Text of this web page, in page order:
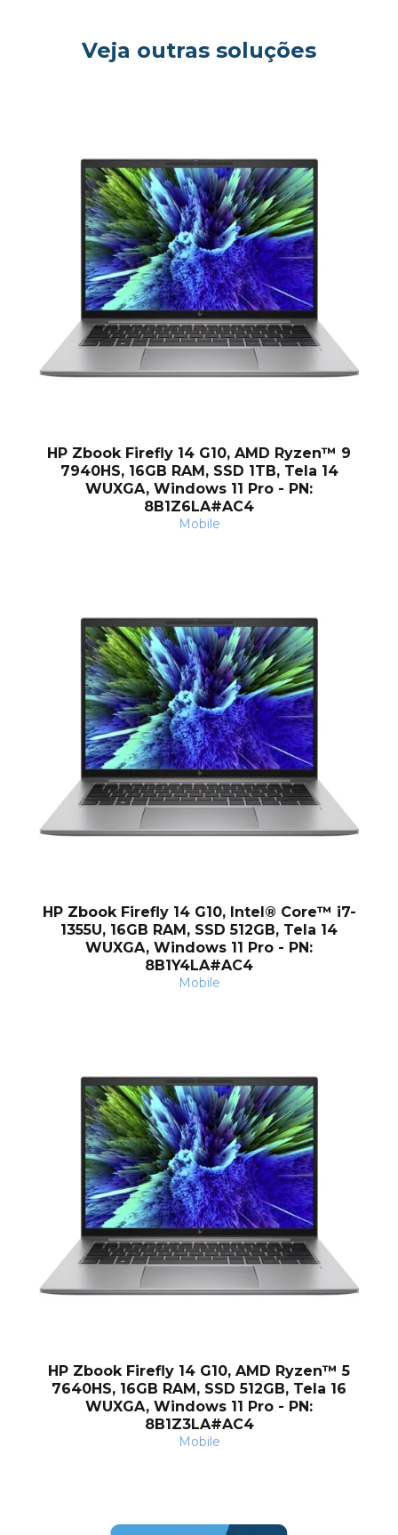
Veja outras soluções
HP Zbook Firefly 14 G10, AMD Ryzen™ 9
7940HS, 16GB RAM, SSD 1TB, Tela 14
WUXGA, Windows 11 Pro - PN:
8B1Z6LA#AC4
Mobile
HP Zbook Firefly 14 G10, Intel® Core™ i7-
1355U, 16GB RAM, SSD 512GB, Tela 14
WUXGA, Windows 11 Pro - PN:
8B1Y4LA#AC4
Mobile
HP Zbook Firefly 14 G10, AMD Ryzen™ 5
7640HS, 16GB RAM, SSD 512GB, Tela 16
WUXGA, Windows 11 Pro - PN:
8B1Z3LA#AC4
Mobile